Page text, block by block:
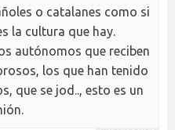
o catalanes como si
la cultura que hay.
autónomos que reciben
los que han tenido
que se jod.., esto es un